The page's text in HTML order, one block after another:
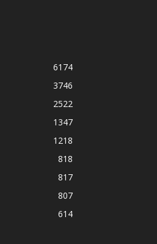
6174
3746
2522
1347
1218
818
817
807
614